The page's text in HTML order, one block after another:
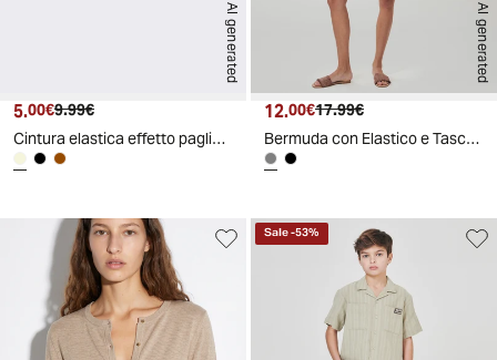
AI generated
Prezzo attuale
5.00€ Prezzo originale
9.99€
Cintura elastica effetto paglia - Beige
AI generated
Prezzo attuale
12.00€ Prezzo originale
17.99€
Bermuda con Elastico e Tasche Fianchi - Grigio ghiaccio
Sale-53%